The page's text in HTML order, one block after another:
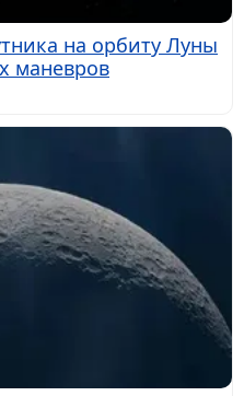
на орбиту Луны
маневров